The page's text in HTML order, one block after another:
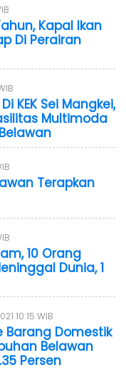
Kapal Ikan
Di Perairan
KEK Sei Mangkei,
Multimoda
Terapkan
10 Orang
Dunia, 1
10:15 WIB
Barang Domestik
Belawan
Persen